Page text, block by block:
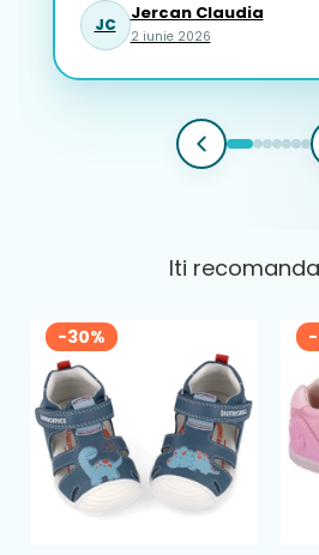
JC
Jercan Claudia
2 iunie 2026
Iti
-30%